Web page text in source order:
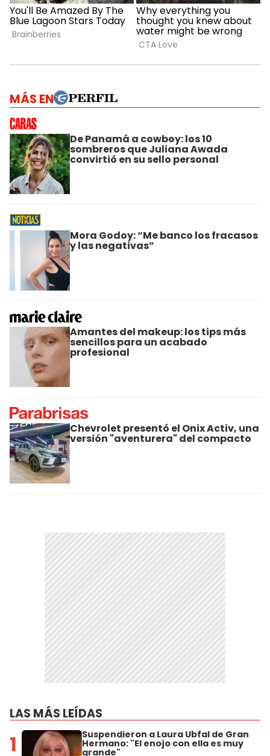
MÁS EN
De Panamá a cowboy: los 10
sombreros que Juliana Awada
convirtió en su sello personal
Mora Godoy: “Me banco los fracasos
y las negativas”
Amantes del makeup: los tips más
sencillos para un acabado
profesional
Chevrolet presentó el Onix Activ, una
versión "aventurera" del compacto
LAS MÁS LEÍDAS
1 Suspendieron a Laura Ubfal de Gran
Hermano: "El enojo con ella es muy
grande"